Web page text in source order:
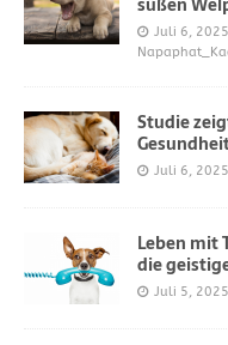
Juli 6, 2025
Studie
Juli 6, 2025
Leben mit
die
Juli 5, 2025